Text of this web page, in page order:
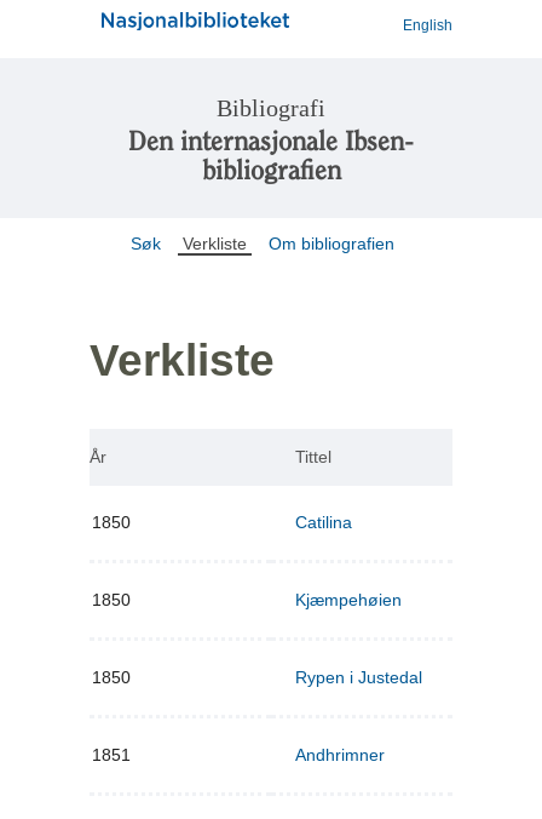
English
Bibliografi
Den internasjonale Ibsen-
bibliografien
Søk Verkliste Om bibliografien
Verkliste
År Tittel
1850 Catilina
1850 Kjæmpehøien
1850 Rypen i Justedal
1851 Andhrimner